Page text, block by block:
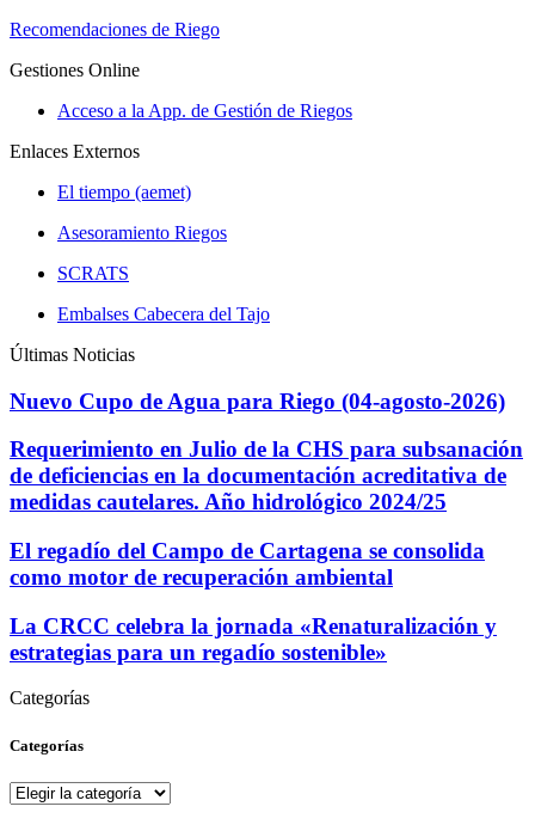
Recomendaciones de Riego
Gestiones Online
Acceso a la App. de Gestión de Riegos
Enlaces Externos
El tiempo (aemet)
Asesoramiento Riegos
SCRATS
Embalses Cabecera del Tajo
Últimas Noticias
Nuevo Cupo de Agua para Riego (04-agosto-2026)
Requerimiento en Julio de la CHS para subsanación
de deficiencias en la documentación acreditativa de
medidas cautelares. Año hidrológico 2024/25
El regadío del Campo de Cartagena se consolida
como motor de recuperación ambiental
La CRCC celebra la jornada «Renaturalización y
estrategias para un regadío sostenible»
Categorías
Categorías
Categorías